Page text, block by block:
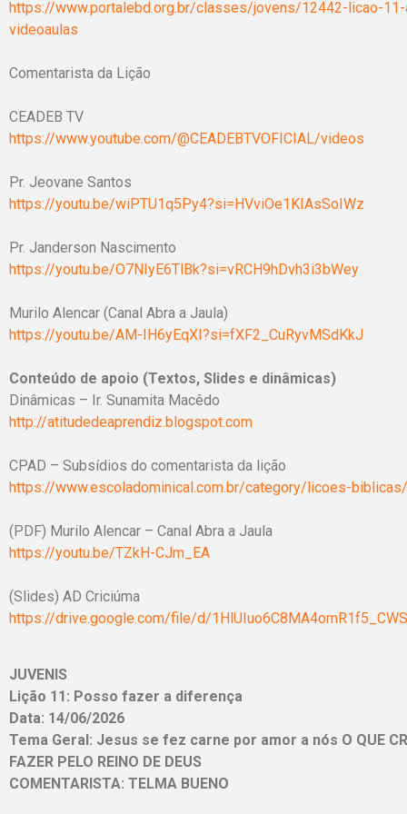
https://www.portalebd.org.br/classes/jovens/12442-licao-
videoaulas
Comentarista da Lição
CEADEB TV
https://www.youtube.com/@CEADEBTVOFICIAL/videos
Pr. Jeovane Santos
https://youtu.be/wiPTU1q5Py4?si=HVviOe1KIAsSoIWz
Pr. Janderson Nascimento
https://youtu.be/O7NIyE6TlBk?si=vRCH9hDvh3i3bWey
Murilo Alencar (Canal Abra a Jaula)
https://youtu.be/AM-IH6yEqXI?si=fXF2_CuRyvMSdKkJ
Conteúdo de apoio (Textos, Slides e dinâmicas)
Dinâmicas – Ir. Sunamita Macêdo
http://atitudedeaprendiz.blogspot.com
CPAD – Subsídios do comentarista da lição
https://www.escoladominical.com.br/category/licoes-
(PDF) Murilo Alencar – Canal Abra a Jaula
https://youtu.be/TZkH-CJm_EA
(Slides) AD Criciúma
https://drive.google.com/file/d/
JUVENIS
Lição 11: Posso fazer a diferença
Data: 14/06/2026
Tema Geral: Jesus se fez carne por amor a nós O QUE
FAZER PELO REINO DE DEUS
COMENTARISTA: TELMA BUENO